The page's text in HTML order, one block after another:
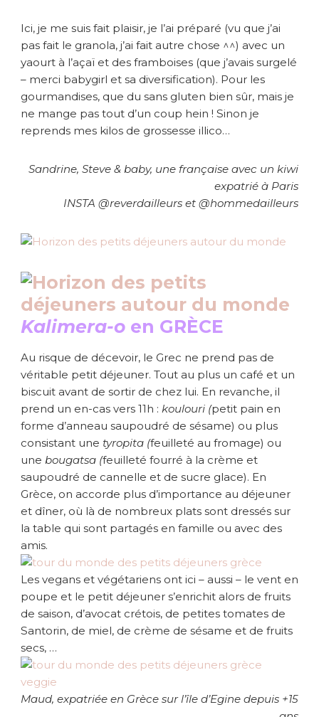
Ici, je me suis fait plaisir, je l’ai préparé (vu que j’ai
pas fait le granola, j’ai fait autre chose ^^) avec un
yaourt à l’açaï et des framboises (que j’avais surgelé
– merci babygirl et sa diversification). Pour les
gourmandises, que du sans gluten bien sûr, mais je
ne mange pas tout d’un coup hein ! Sinon je
reprends mes kilos de grossesse illico…
Sandrine, Steve & baby, une française avec un kiwi
expatrié à Paris
INSTA @reverdailleurs et @hommedailleurs
Kalimera-o en GRÈCE
Au risque de décevoir, le Grec ne prend pas de
véritable petit déjeuner. Tout au plus un café et un
biscuit avant de sortir de chez lui. En revanche, il
prend un en-cas vers 11h : koulouri (petit pain en
forme d’anneau saupoudré de sésame) ou plus
consistant une tyropita (feuilleté au fromage) ou
une bougatsa (feuilleté fourré à la crème et
saupoudré de cannelle et de sucre glace). En
Grèce, on accorde plus d’importance au déjeuner
et dîner, où là de nombreux plats sont dressés sur
la table qui sont partagés en famille ou avec des
amis.
Les vegans et végétariens ont ici – aussi – le vent en
poupe et le petit déjeuner s’enrichit alors de fruits
de saison, d’avocat crétois, de petites tomates de
Santorin, de miel, de crème de sésame et de fruits
secs, …
Maud, expatriée en Grèce sur l’île d’Egine depuis +15